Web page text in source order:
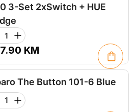
3-Set 2xSwitch + HUE
KM
The Button 101-6 Blue